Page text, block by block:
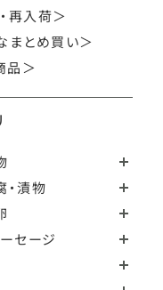
再入荷＞
まとめ買い＞
品＞
・漬物
ーセージ